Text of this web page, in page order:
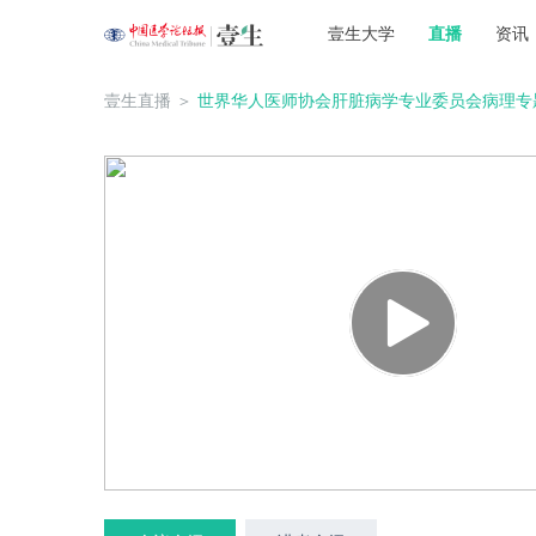
壹生大学 直播 资讯
壹生直播 ＞ 世界华人医师协会肝脏病学专业委员会病理专